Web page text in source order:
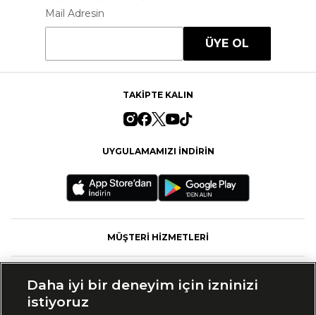
Mail Adresin
ÜYE OL
TAKİPTE KALIN
UYGULAMAMIZI İNDİRİN
MÜŞTERİ HİZMETLERİ
Daha iyi bir deneyim için izninizi
istiyoruz